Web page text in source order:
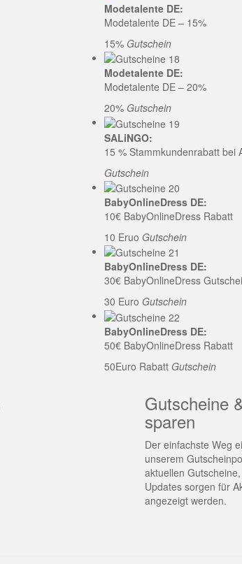
Modetalente DE:
Modetalente DE – 15%
15% Gutschein
Modetalente DE:
Modetalente DE – 20%
20% Gutschein
SALiNGO:
15 % Stammkundenrabatt bei
Gutschein
BabyOnlineDress DE:
10€ BabyOnlineDress Rabatt
10 Eruo Gutschein
BabyOnlineDress DE:
30€ BabyOnlineDress
30 Euro Gutschein
BabyOnlineDress DE:
50€ BabyOnlineDress Rabatt
50Euro Rabatt Gutschein
Gutscheine
sparen
Der einfachste Weg
unserem
aktuellen
Updates sorgen für
angezeigt werden.